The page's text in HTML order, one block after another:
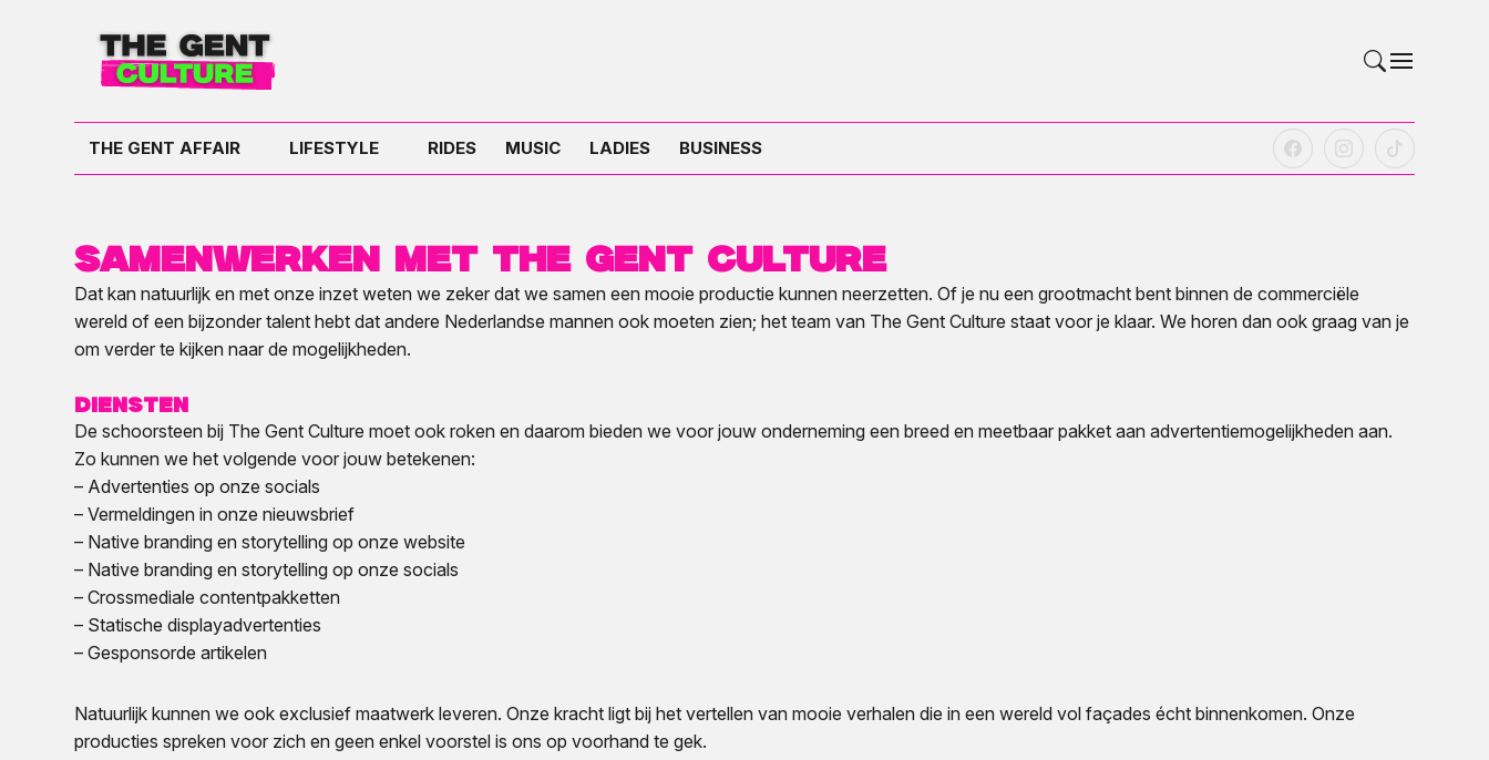
THE GENT AFFAIR LIFESTYLE RIDES MUSIC LADIES BUSINESS
Samenwerken met The Gent Culture
Dat kan natuurlijk en met onze inzet weten we zeker dat we samen een mooie productie kunnen neerzetten. Of je nu een grootmacht bent binnen de commerciële
wereld of een bijzonder talent hebt dat andere Nederlandse mannen ook moeten zien; het team van The Gent Culture staat voor je klaar. We horen dan ook graag van je
om verder te kijken naar de mogelijkheden.
Diensten
De schoorsteen bij The Gent Culture moet ook roken en daarom bieden we voor jouw onderneming een breed en meetbaar pakket aan advertentiemogelijkheden aan.
Zo kunnen we het volgende voor jouw betekenen:
– Advertenties op onze socials
– Vermeldingen in onze nieuwsbrief
– Native branding en storytelling op onze website
– Native branding en storytelling op onze socials
– Crossmediale contentpakketten
– Statische displayadvertenties
– Gesponsorde artikelen
Natuurlijk kunnen we ook exclusief maatwerk leveren. Onze kracht ligt bij het vertellen van mooie verhalen die in een wereld vol façades écht binnenkomen. Onze
producties spreken voor zich en geen enkel voorstel is ons op voorhand te gek.